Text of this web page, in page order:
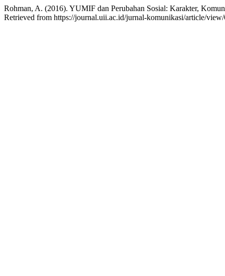
Rohman, A. (2016). YUMIF dan Perubahan Sosial: Karakter,
Retrieved from https://journal.uii.ac.id/jurnal-komunikasi/article/